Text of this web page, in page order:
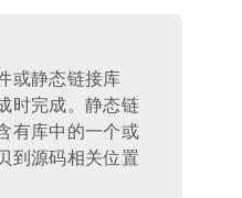
或静态链接库
时完成。静态链
有库中的一个或
到源码相关位置